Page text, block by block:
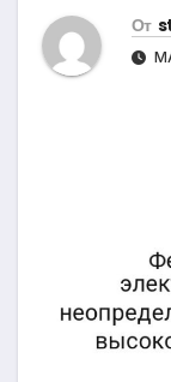
От